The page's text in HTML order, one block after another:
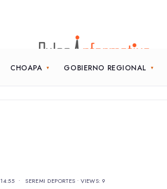
CHOAPA GOBIERNO REGIONAL
14:55 • SEREMI DEPORTES •VIEWS: 9